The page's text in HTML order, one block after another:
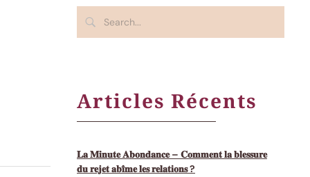
Articles Récents
𝐋𝐚 𝐌𝐢𝐧𝐮𝐭𝐞 𝐀𝐛𝐨𝐧𝐝𝐚𝐧𝐜𝐞 – 𝐂𝐨𝐦𝐦𝐞𝐧𝐭 𝐥𝐚 𝐛𝐥𝐞𝐬𝐬𝐮𝐫𝐞
𝐝𝐮 𝐫𝐞𝐣𝐞𝐭 𝐚𝐛𝐢̂𝐦𝐞 𝐥𝐞𝐬 𝐫𝐞𝐥𝐚𝐭𝐢𝐨𝐧𝐬 ?